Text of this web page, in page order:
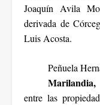
Joaquín Avila
derivada de
Luis Acosta.
Peñuela
Marilandia,
entre las